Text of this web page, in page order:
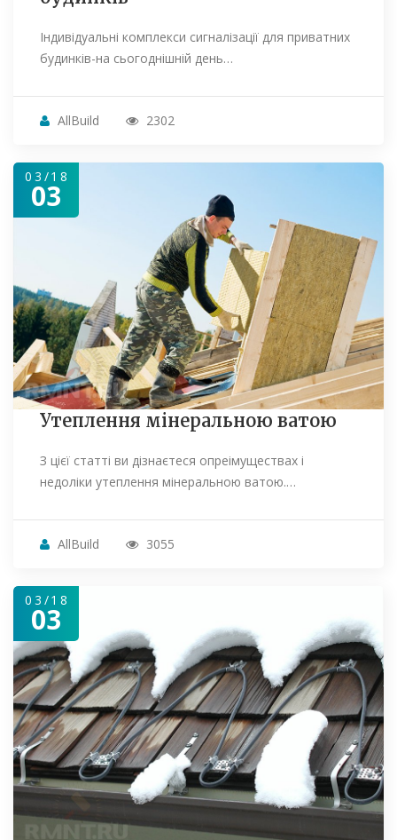
Індивідуальні комплекси сигналізації для приватних
будинків-на сьогоднішній день…
AllBuild 2302
03/18
03
Утеплення мінеральною ватою
З цієї статті ви дізнаєтеся опреімуществах і
недоліки утеплення мінеральною ватою.…
AllBuild 3055
03/18
03